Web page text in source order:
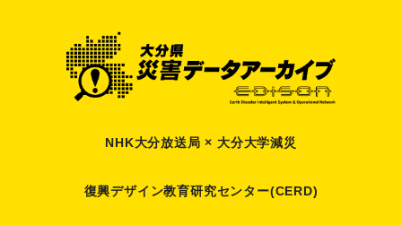
NHK大分放送局 × 大分大学減災
復興デザイン教育研究センター(CERD)